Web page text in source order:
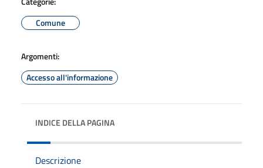
Comune
Argomenti:
Accesso all'informazione
INDICE DELLA PAGINA
Descrizione